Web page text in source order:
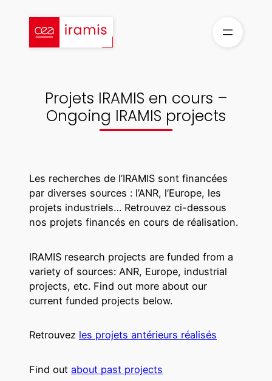
contenu
Projets IRAMIS en cours –
Ongoing IRAMIS projects
Les recherches de l’IRAMIS sont financées
par diverses sources : l’ANR, l’Europe, les
projets industriels… Retrouvez ci-dessous
nos projets financés en cours de réalisation.
IRAMIS research projects are funded from a
variety of sources: ANR, Europe, industrial
projects, etc. Find out more about our
current funded projects below.
Retrouvez les projets antérieurs réalisés
Find out about past projects